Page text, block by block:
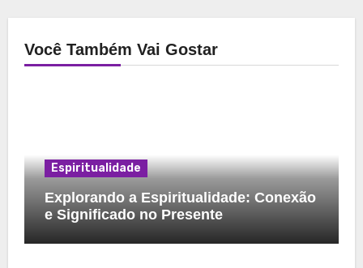
Você Também Vai Gostar
Espiritualidade
Explorando a Espiritualidade: Conexão
e Significado no Presente